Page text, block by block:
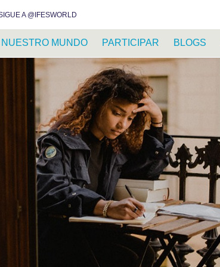
A @IFESWORLD
NUESTRO MUNDO PARTICIPAR BLOGS